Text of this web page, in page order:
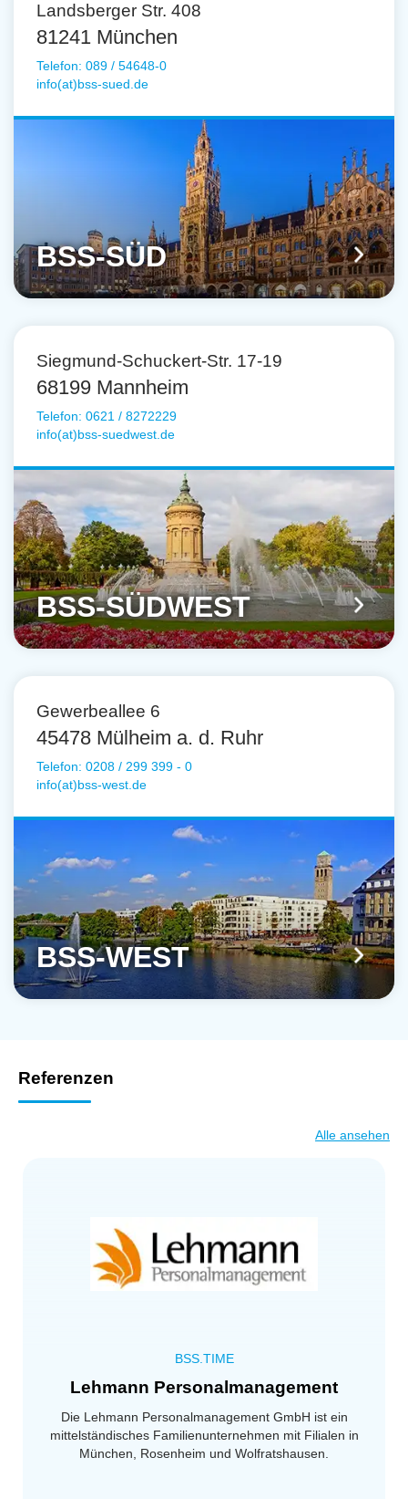
BSS-SÜD
Landsberger Str. 408
81241 München
Telefon: 089 / 54648-0
info(at)bss-sued.de
BSS-SÜDWEST
Siegmund-Schuckert-Str. 17-19
68199 Mannheim
Telefon: 0621 / 8272229
info(at)bss-suedwest.de
BSS-WEST
Gewerbeallee 6
45478 Mülheim a. d. Ruhr
Telefon: 0208 / 299 399 - 0
info(at)bss-west.de
Referenzen
Alle ansehen
BSS.TIME
Lehmann Personalmanagement
Die Lehmann Personalmanagement GmbH ist ein
mittelständisches Familienunternehmen mit Filialen in
München, Rosenheim und Wolfratshausen.